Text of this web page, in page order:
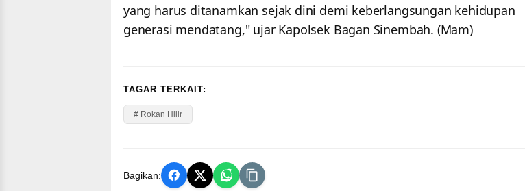
yang harus ditanamkan sejak dini demi keberlangsungan kehidupan
generasi mendatang," ujar Kapolsek Bagan Sinembah. (Mam)
TAGAR TERKAIT:
# Rokan Hilir
Bagikan: